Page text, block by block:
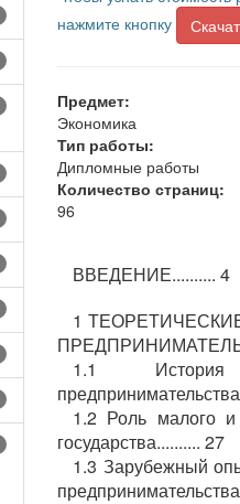
нажмите кнопку
Предмет:
Экономика
Тип работы:
Дипломные работы
Количество страниц:
96
ВВЕДЕНИЕ.......... 4
1
1.1
1.2 Роль малого и
государства.......... 27
1.3 Зарубежный